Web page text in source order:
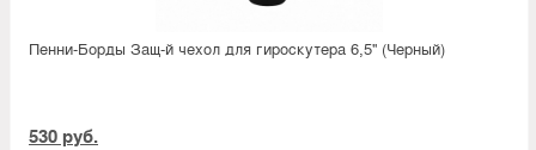
Пенни-Борды Защ-й чехол для гироскутера 6,5'' (Черный)
530 руб.